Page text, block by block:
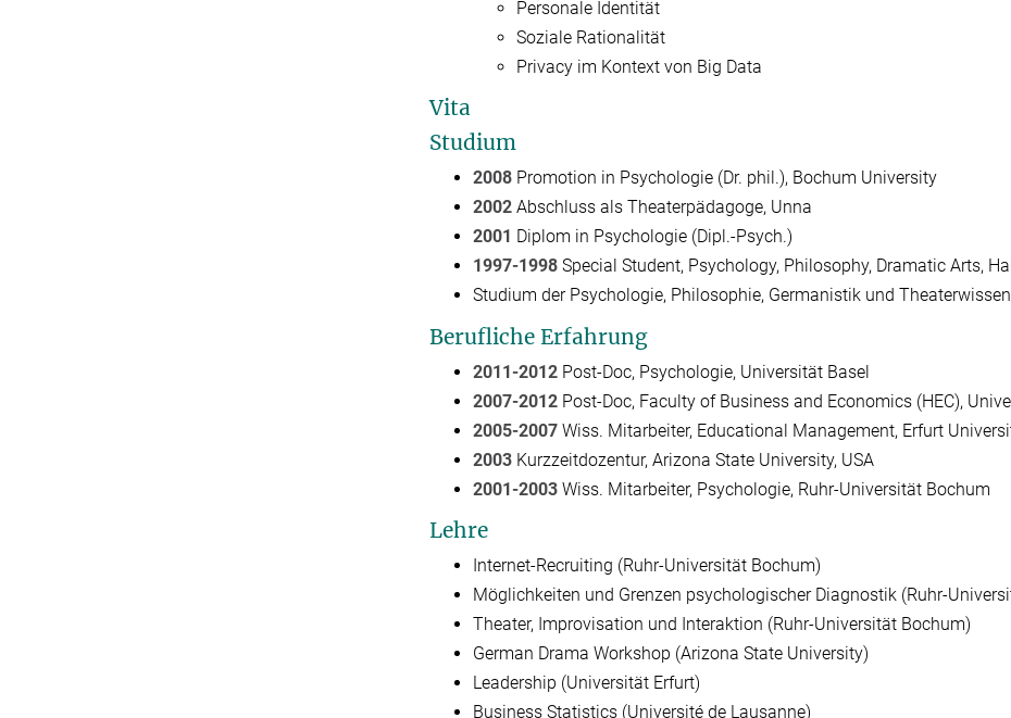
Personale Identität
Soziale Rationalität
Privacy im Kontext von Big Data
Vita
Studium
2008 Promotion in Psychologie (Dr. phil.), Bochum University
2002 Abschluss als Theaterpädagoge, Unna
2001 Diplom in Psychologie (Dipl.-Psych.)
1997-1998 Special Student, Psychology, Philosophy, Dramatic Arts,
Studium der Psychologie, Philosophie, Germanistik und
Berufliche Erfahrung
2011-2012 Post-Doc, Psychologie, Universität Basel
2007-2012Post-Doc, Faculty of Business and Economics (HEC),
2005-2007Wiss. Mitarbeiter, Educational Management, Erfurt
2003 Kurzzeitdozentur, Arizona State University, USA
2001-2003Wiss. Mitarbeiter, Psychologie, Ruhr-Universität Bochum
Lehre
Internet-Recruiting (Ruhr-Universität Bochum)
Möglichkeiten und Grenzen psychologischer Diagnostik (Ruhr-
Theater, Improvisation und Interaktion (Ruhr-Universität Bochum)
German Drama Workshop (Arizona State University)
Leadership (Universität Erfurt)
Business Statistics (Université de Lausanne)